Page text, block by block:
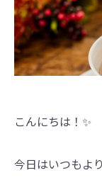
こんにちは！✨️
今日はいつも